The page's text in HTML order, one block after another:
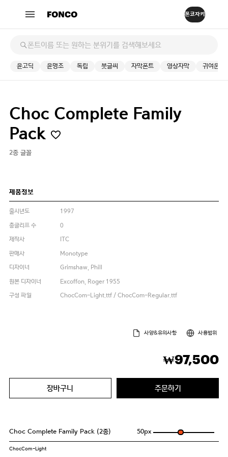
윤고딕 윤명조 독립 붓글씨 자막폰트 영상자막 귀여운
Choc Complete Family
Pack
2종 글꼴
제품정보
출시년도
1997
총글리프 수
0
제작사
ITC
판매사
Monotype
디자이너
Grimshaw, Phill
원본 디자이너
Excoffon, Roger 1955
구성 파일
ChocCom-Light.ttf / ChocCom-Regular.ttf
사양&유의사항 사용범위
₩97,500
장바구니 주문하기
Choc Complete Family Pack (2종) 50px
ChocCom-Light